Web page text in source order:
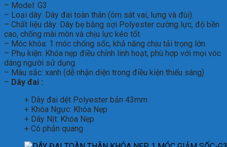
– Model: G3
– Loại dây: Dây đai toàn thân (ôm sát vai, lưng và đùi).
– Chất liệu dây: Dây bẹ bằng sợi Polyester cường lực, độ bền
cao, chống mài mòn và chịu lực kéo tốt.
– Móc khóa: 1 móc chống sốc, khả năng chịu tải trọng lớn.
– Phụ kiện: Khóa nẹp điều chỉnh linh hoạt, phù hợp với mọi vóc
dáng người sử dụng.
– Màu sắc: xanh (dễ nhận diện trong điều kiện thiếu sáng)
– Dây đai :
+ Dây đai dệt Polyester bản 43mm
+ Khóa Ngực: Khóa Nẹp
+ Dây Nịt: Khóa Nẹp
+ Có phản quang